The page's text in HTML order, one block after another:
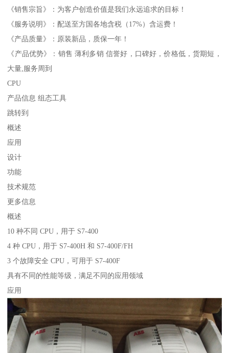
《销售宗旨》：为客户创造价值是我们永远追求的目标！
《服务说明》：配送至方国各地含税（17%）含运费！
《产品质量》：原装新品，质保一年！
《产品优势》：销售 薄利多销 信誉好，口碑好，价格低，货期短，
大量,服务周到
CPU
产品信息 组态工具
跳转到
概述
应用
设计
功能
技术规范
更多信息
概述
10 种不同 CPU，用于 S7-400
4 种 CPU，用于 S7-400H 和 S7-400F/FH
3 个故障安全 CPU，可用于 S7-400F
具有不同的性能等级，满足不同的应用领域
应用